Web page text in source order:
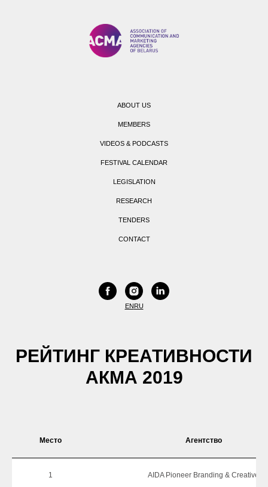
ABOUT US
MEMBERS
VIDEOS & PODCASTS
FESTIVAL CALENDAR
LEGISLATION
RESEARCH
TENDERS
CONTACT
ENRU
РЕЙТИНГ КРЕАТИВНОСТИ
АКМА 2019
Место Агентство
1 AIDA Pioneer Branding & Creative